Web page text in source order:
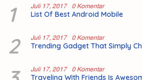
1 Juli 17, 2017 0 Komentar
List Of Best Android Mobile
2 Juli 17, 2017 0 Komentar
Trending Gadget That Simply
Juli 17, 2017 0 Komentar
Traveling With Friends Is